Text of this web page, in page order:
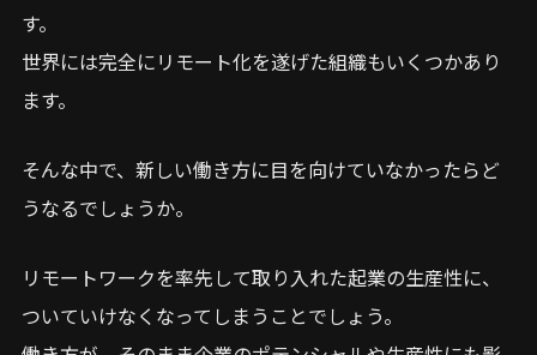
す。
世界には完全にリモート化を遂げた組織もいくつかあり
ます。
そんな中で、新しい働き方に目を向けていなかったらど
うなるでしょうか。
リモートワークを率先して取り入れた起業の生産性に、
ついていけなくなってしまうことでしょう。